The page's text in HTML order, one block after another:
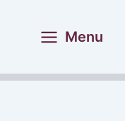
Menu